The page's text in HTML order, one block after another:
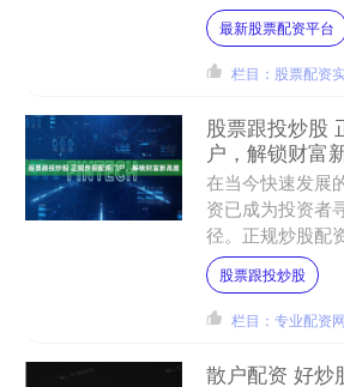
将直接影响你的
在信托股票配资
最新股票配资平台
栏目：股票配资
股票跟投炒股
户，解锁财富
在当今快速发展
资已成为投资者
径。正规炒股配
一个安全可靠的
资金杠杆，从而
股票跟投炒股
栏目：专业配资
散户配资 好炒